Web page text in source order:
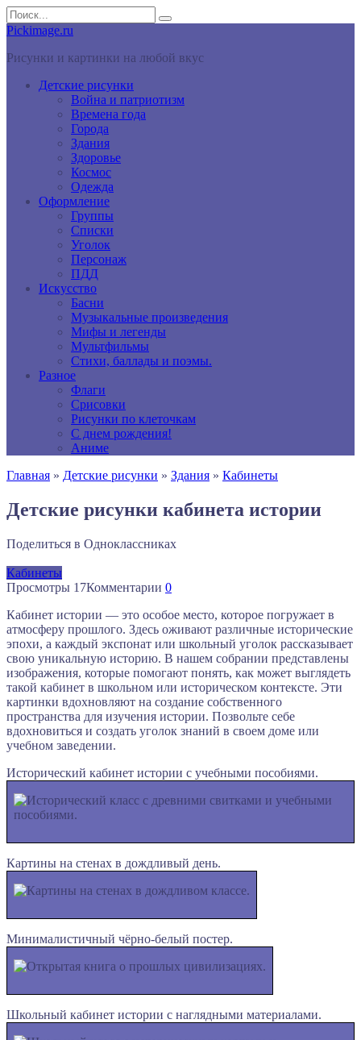
Перейти
к
контенту
Search
for:
Pickimage.ru
Рисунки и картинки на любой вкус
Детские рисунки
Война и патриотизм
Времена года
Города
Здания
Здоровье
Космос
Одежда
Оформление
Группы
Списки
Уголок
Персонаж
ПДД
Искусство
Басни
Музыкальные произведения
Мифы и легенды
Мультфильмы
Стихи, баллады и поэмы.
Разное
Флаги
Срисовки
Рисунки по клеточкам
С днем рождения!
Аниме
Главная » Детские рисунки » Здания » Кабинеты
Детские рисунки кабинета истории
Поделиться в Одноклассниках
Кабинеты
Просмотры 17Комментарии 0
Кабинет истории — это особое место, которое погружает в
атмосферу прошлого. Здесь оживают различные исторические
эпохи, а каждый экспонат или школьный уголок рассказывает
свою уникальную историю. В нашем собрании представлены
изображения, которые помогают понять, как может выглядеть
такой кабинет в школьном или историческом контексте. Эти
картинки вдохновляют на создание собственного
пространства для изучения истории. Позвольте себе
вдохновиться и создать уголок знаний в своем доме или
учебном заведении.
Исторический кабинет истории с учебными пособиями.
Картины на стенах в дождливый день.
Минималистичный чёрно-белый постер.
Школьный кабинет истории с наглядными материалами.